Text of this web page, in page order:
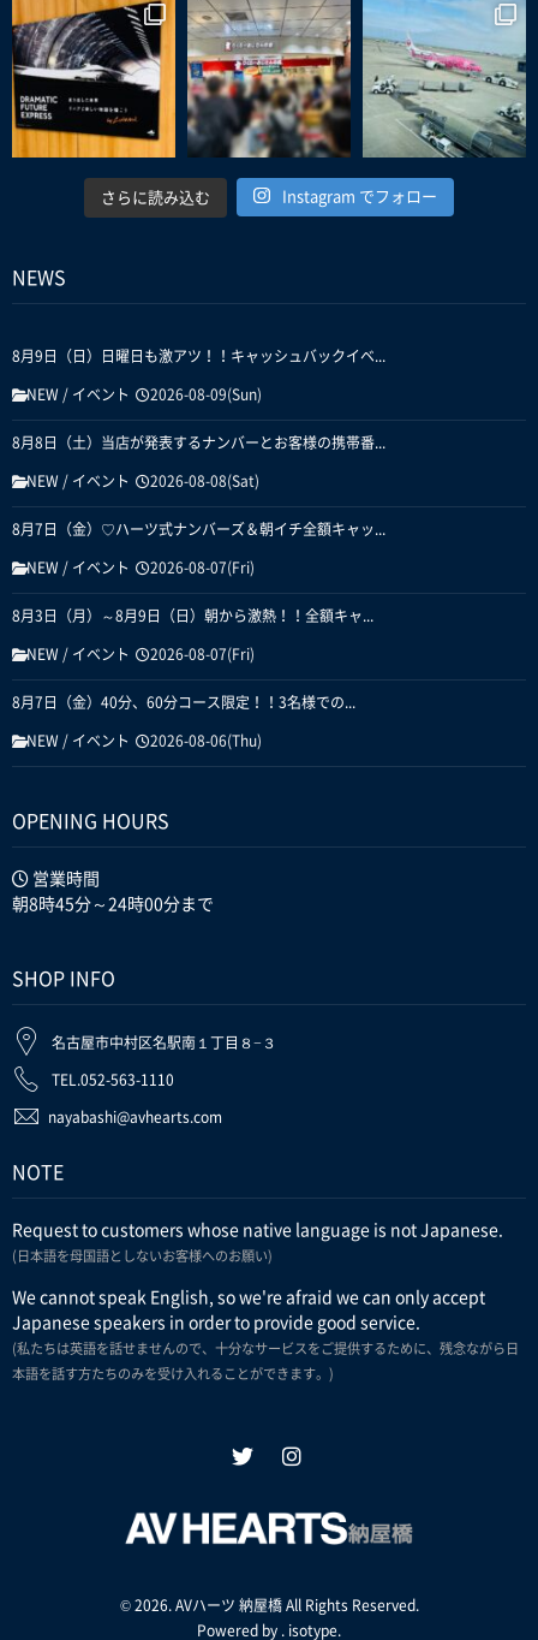
さらに読み込む Instagram でフォロー
NEWS
8月9日（日）日曜日も激アツ！！キャッシュバックイベ...
NEW / イベント 2026-08-09(Sun)
8月8日（土）当店が発表するナンバーとお客様の携帯番...
NEW / イベント 2026-08-08(Sat)
8月7日（金）♡ハーツ式ナンバーズ＆朝イチ全額キャッ...
NEW / イベント 2026-08-07(Fri)
8月3日（月）～8月9日（日）朝から激熱！！全額キャ...
NEW / イベント 2026-08-07(Fri)
8月7日（金）40分、60分コース限定！！3名様での...
NEW / イベント 2026-08-06(Thu)
OPENING HOURS
営業時間
朝8時45分～24時00分まで
SHOP INFO
名古屋市中村区名駅南１丁目８−３
TEL.052-563-1110
nayabashi@avhearts.com
NOTE
Request to customers whose native language is not Japanese.
(日本語を母国語としないお客様へのお願い)
We cannot speak English, so we're afraid we can only accept
Japanese speakers in order to provide good service.
(私たちは英語を話せませんので、十分なサービスをご提供するために、残念ながら日
本語を話す方たちのみを受け入れることができます。)
© 2026. AVハーツ 納屋橋 All Rights Reserved.
Powered by . isotype.